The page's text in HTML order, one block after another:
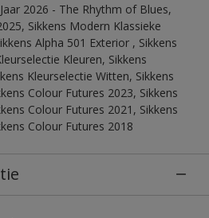
2026 - The Rhythm of Blues,
Sikkens Modern Klassieke
Alpha 501 Exterior , Sikkens
Kleuren, Sikkens
Kleurselectie Witten, Sikkens
Colour Futures 2023, Sikkens
Colour Futures 2021, Sikkens
Colour Futures 2018